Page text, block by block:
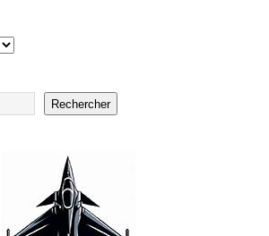
Rechercher